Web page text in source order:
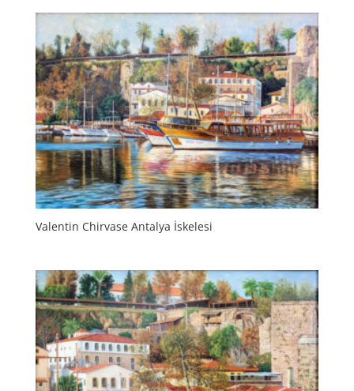
Valentin Chirvase Antalya İskelesi